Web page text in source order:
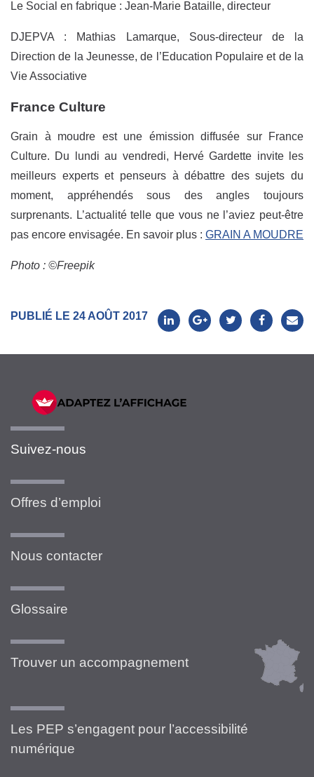
Le Social en fabrique : Jean-Marie Bataille, directeur
DJEPVA : Mathias Lamarque, Sous-directeur de la
Direction de la Jeunesse, de l’Education Populaire et de la
Vie Associative
France Culture
Grain à moudre est une émission diffusée sur France
Culture. Du lundi au vendredi, Hervé Gardette invite les
meilleurs experts et penseurs à débattre des sujets du
moment, appréhendés sous des angles toujours
surprenants. L’actualité telle que vous ne l’aviez peut-être
pas encore envisagée. En savoir plus : GRAIN A MOUDRE
Photo : ©Freepik
PUBLIÉ LE 24 AOÛT 2017
Suivez-nous
Offres d’emploi
Nous contacter
Glossaire
Trouver un accompagnement
Les PEP s’engagent pour l’accessibilité
numérique